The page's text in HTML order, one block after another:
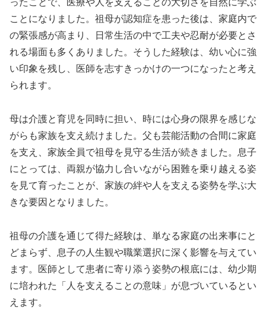
ったことで、医療や人を支えることの大切さを自然に学ぶ
ことになりました。祖母が認知症を患った後は、家庭内で
の緊張感が高まり、日常生活の中で工夫や忍耐が必要とさ
れる場面も多くありました。そうした経験は、幼い心に強
い印象を残し、医師を志すきっかけの一つになったと考え
られます。
母は介護と育児を同時に担い、時には心身の限界を感じな
がらも家族を支え続けました。父も芸能活動の合間に家庭
を支え、家族全員で祖母を見守る生活が続きました。息子
にとっては、両親が協力し合いながら困難を乗り越える姿
を見て育ったことが、家族の絆や人を支える姿勢を学ぶ大
きな要因となりました。
祖母の介護を通じて得た経験は、単なる家庭の出来事にと
どまらず、息子の人生観や職業選択に深く影響を与えてい
ます。医師として患者に寄り添う姿勢の根底には、幼少期
に培われた「人を支えることの意味」が息づいているとい
えます。